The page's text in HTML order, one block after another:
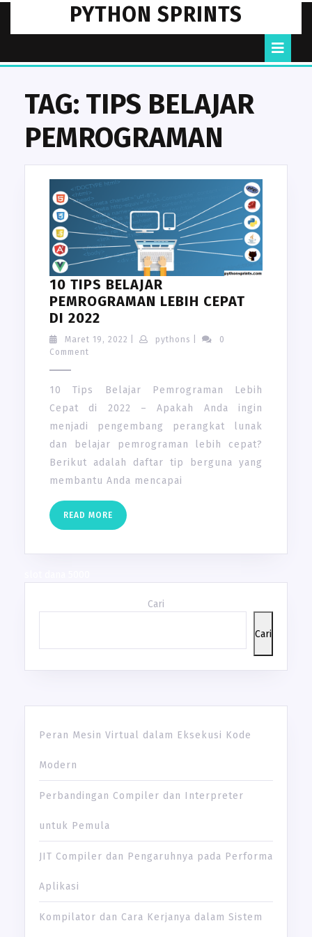
content
PYTHON SPRINTS
TAG: TIPS BELAJAR
PEMROGRAMAN
10 TIPS BELAJAR
PEMROGRAMAN LEBIH CEPAT
DI 2022
TIPS
LEBIH
CEPAT
2022
Maret 19, 2022 Maret
pythons pythons
0
Comment
10 Tips Belajar Pemrograman Lebih
Cepat di 2022 – Apakah Anda ingin
menjadi pengembang perangkat lunak
dan belajar pemrograman lebih cepat?
Berikut adalah daftar tip berguna yang
membantu Anda mencapai
READ MORE READ
MORE
Cari
Cari
Peran Mesin Virtual dalam Eksekusi Kode
Modern
Perbandingan Compiler dan Interpreter
untuk Pemula
JIT Compiler dan Pengaruhnya pada Performa
Aplikasi
Kompilator dan Cara Kerjanya dalam Sistem